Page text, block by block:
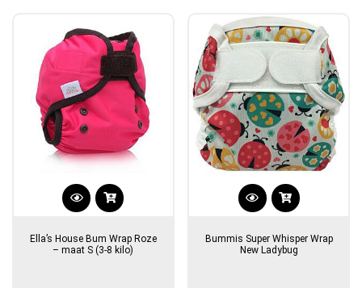
Ella’s House Bum Wrap Roze
– maat S (3-8 kilo)
Bummis Super Whisper Wrap
New Ladybug